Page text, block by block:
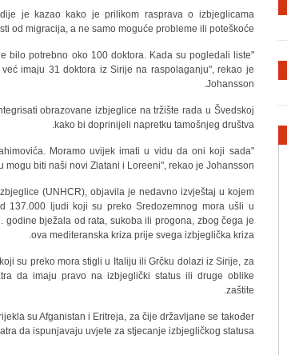
je kazao kako je prilikom rasprava o izbjeglicama
od migracija, a ne samo moguće probleme ili poteškoće.
bilo potrebno oko 100 doktora. Kada su pogledali liste
imaju 31 doktora iz Sirije na raspolaganju", rekao je
Johansson.
obrazovane izbjeglice na tržište rada u Švedskoj
kako bi doprinijeli napretku tamošnjeg društva.
Moramo uvijek imati u vidu da oni koji sada
mogu biti naši novi Zlatani i Loreeni", rekao je Johansson.
(UNHCR), objavila je nedavno izvještaj u kojem
137.000 ljudi koji su preko Sredozemnog mora ušli u
godine bježala od rata, sukoba ili progona, zbog čega je
ova mediteranska kriza prije svega izbjeglička kriza.
su preko mora stigli u Italiju ili Grčku dolazi iz Sirije, za
da imaju pravo na izbjeglički status ili druge oblike
zaštite.
su Afganistan i Eritreja, za čije državljane se također
da ispunjavaju uvjete za stjecanje izbjegličkog statusa.